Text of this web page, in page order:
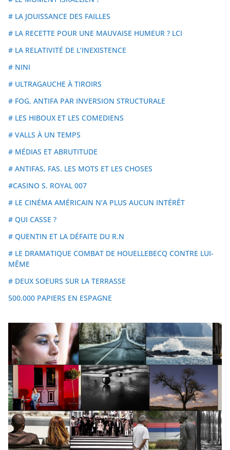
# LA JOUISSANCE DES FAILLES
# LA RECETTE POUR UNE MAUVAISE HUMEUR ? LCI
# LA RELATIVITÉ DE L’INEXISTENCE
# NINI
# ULTRAGAUCHE À TIROIRS
# FOG, ANTIFA PAR INVERSION STRUCTURALE
# LES HIBOUX ET LES COMEDIENS
# VALLS À UN TEMPS
# MÉDIAS ET ABRUTITUDE
# ANTIFAS, FAS. LES MOTS ET LES CHOSES
#CASINO S. ROYAL 007
# LE CINÉMA AMÉRICAIN N’A PLUS AUCUN INTÉRÊT
# QUI CASSE ?
# QUENTIN ET LA DÉFAITE DU R.N
# LE DRAMATIQUE COMBAT DE HOUELLEBECQ CONTRE LUI-
MÊME
# DEUX SOEURS SUR LA TERRASSE
500.000 PAPIERS EN ESPAGNE